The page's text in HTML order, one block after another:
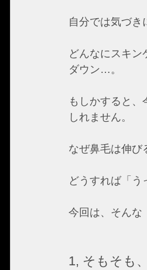
自分では気づき
どんなにスキ
ダウン…。
もしかすると
しれません。
なぜ鼻毛は伸び
どうすれば「う
今回は、そんな
1, そもそも